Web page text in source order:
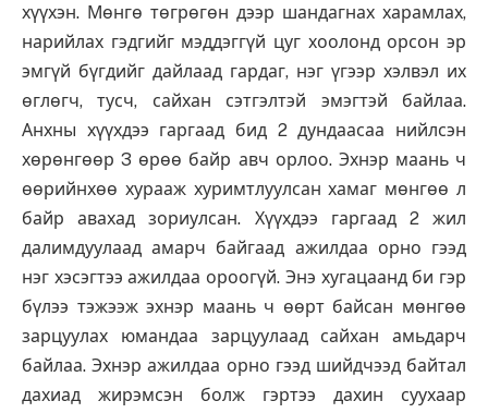
хүүхэн. Мөнгө төгрөгөн дээр шандагнах харамлах,
нарийлах гэдгийг мэддэггүй цуг хоолонд орсон эр
эмгүй бүгдийг дайлаад гардаг, нэг үгээр хэлвэл их
өглөгч, тусч, сайхан сэтгэлтэй эмэгтэй байлаа.
Анхны хүүхдээ гаргаад бид 2 дундаасаа нийлсэн
хөрөнгөөр 3 өрөө байр авч орлоо. Эхнэр маань ч
өөрийнхөө хурааж хуримтлуулсан хамаг мөнгөө л
байр авахад зориулсан. Хүүхдээ гаргаад 2 жил
далимдуулаад амарч байгаад ажилдаа орно гээд
нэг хэсэгтээ ажилдаа ороогүй. Энэ хугацаанд би гэр
бүлээ тэжээж эхнэр маань ч өөрт байсан мөнгөө
зарцуулах юмандаа зарцуулаад сайхан амьдарч
байлаа. Эхнэр ажилдаа орно гээд шийдчээд байтал
дахиад жирэмсэн болж гэртээ дахин суухаар